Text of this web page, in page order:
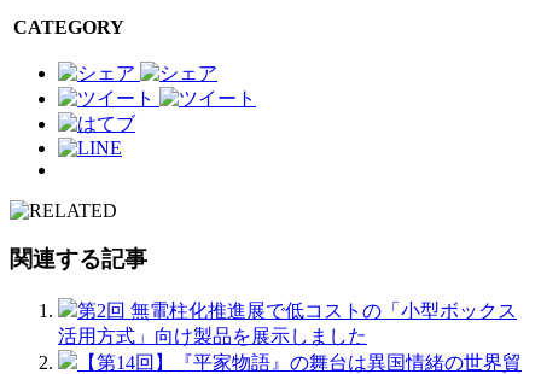
CATEGORY
関連する記事
第2回 無電柱化推進展で低コストの「小型ボックス
活用方式」向け製品を展示しました
【第14回】『平家物語』の舞台は異国情緒の世界貿